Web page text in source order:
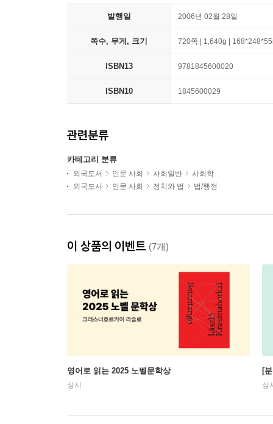
발행일 2006년 02월 28일
쪽수, 무게, 크기 720쪽 | 1,640g |
ISBN13 9781845600020
ISBN10 1845600029
관련분류
카테고리 분류
외국도서 인문 사회 사회일반
사회학
외국도서
인문 사회 정치와 법 법/행정
이 상품의 이벤트 (7개)
영어로 읽는 2025 노벨문학상
상시
[
상